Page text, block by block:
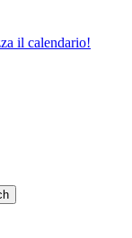
il calendario!